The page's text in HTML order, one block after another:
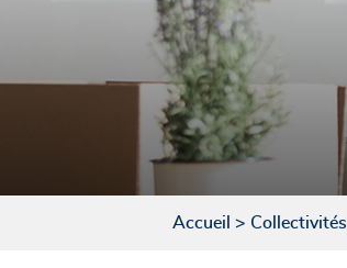
Accueil > Collectivités